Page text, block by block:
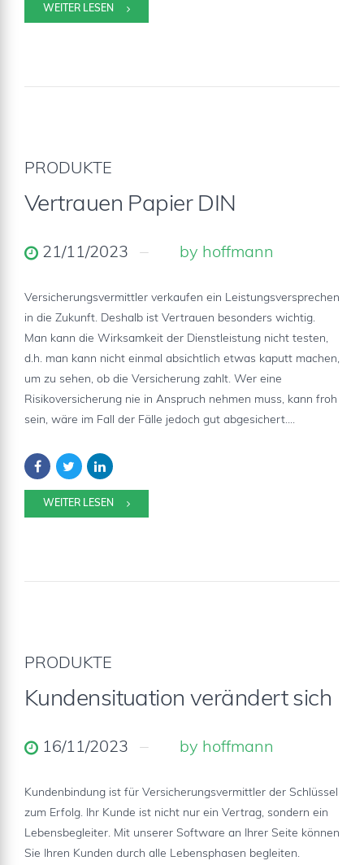
WEITER LESEN
PRODUKTE
Vertrauen Papier DIN
21/11/2023 by hoffmann
Versicherungsvermittler verkaufen ein Leistungsversprechen
in die Zukunft. Deshalb ist Vertrauen besonders wichtig.
Man kann die Wirksamkeit der Dienstleistung nicht testen,
d.h. man kann nicht einmal absichtlich etwas kaputt machen,
um zu sehen, ob die Versicherung zahlt. Wer eine
Risikoversicherung nie in Anspruch nehmen muss, kann froh
sein, wäre im Fall der Fälle jedoch gut abgesichert....
WEITER LESEN
PRODUKTE
Kundensituation verändert sich
16/11/2023 by hoffmann
Kundenbindung ist für Versicherungsvermittler der Schlüssel
zum Erfolg. Ihr Kunde ist nicht nur ein Vertrag, sondern ein
Lebensbegleiter. Mit unserer Software an Ihrer Seite können
Sie Ihren Kunden durch alle Lebensphasen begleiten.